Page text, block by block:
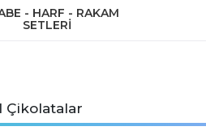
- HARF - RAKAM
SETLERİ
Çikolatalar